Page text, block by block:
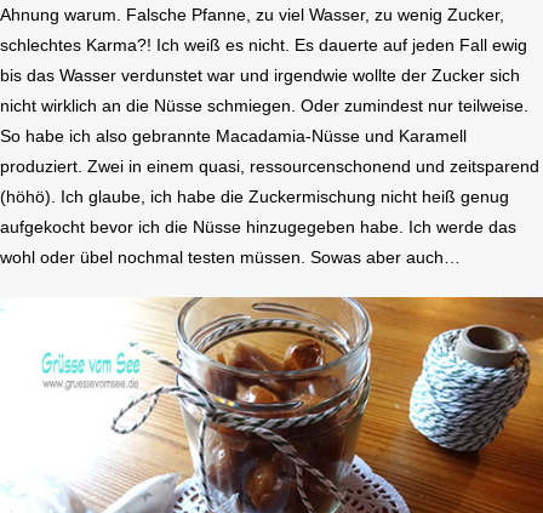
Ahnung warum. Falsche Pfanne, zu viel Wasser, zu wenig Zucker,
schlechtes Karma?! Ich weiß es nicht. Es dauerte auf jeden Fall ewig
bis das Wasser verdunstet war und irgendwie wollte der Zucker sich
nicht wirklich an die Nüsse schmiegen. Oder zumindest nur teilweise.
So habe ich also gebrannte Macadamia-Nüsse und Karamell
produziert. Zwei in einem quasi, ressourcenschonend und zeitsparend
(höhö). Ich glaube, ich habe die Zuckermischung nicht heiß genug
aufgekocht bevor ich die Nüsse hinzugegeben habe. Ich werde das
wohl oder übel nochmal testen müssen. Sowas aber auch…